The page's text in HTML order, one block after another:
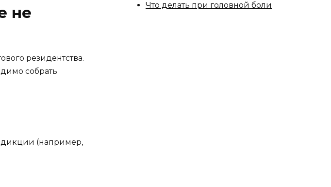
не
резидентства.
собрать
(например,
Что делать при головной боли